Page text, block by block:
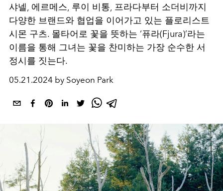
샤넬, 에르메스, 루이 비통, 프라다부터 소더비까지
다양한 브랜드와 협업을 이어가고 있는 플로리스트
시몬 구츠. 몰타어로 꽃을 뜻하는 ‘퓨라(Fjura)’라는
이름을 통해 그녀는 꽃을 찬미하는 가장 순수한 서
정시를 짓는다.
05.21.2024 by Soyeon Park